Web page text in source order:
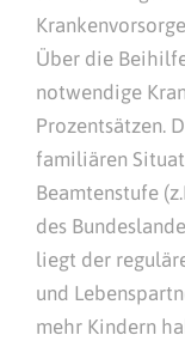
Über die
notwendige
Prozentsätzen.
familiären
Beamtenstufe
des
liegt der
und
mehr Kindern